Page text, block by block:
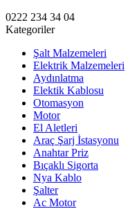
0222 234 34 04
Kategoriler
Şalt Malzemeleri
Elektrik Malzemeleri
Aydınlatma
Elektik Kablosu
Otomasyon
Motor
El Aletleri
Araç Şarj İstasyonu
Anahtar Priz
Bıçaklı Sigorta
Nya Kablo
Şalter
Ac Motor